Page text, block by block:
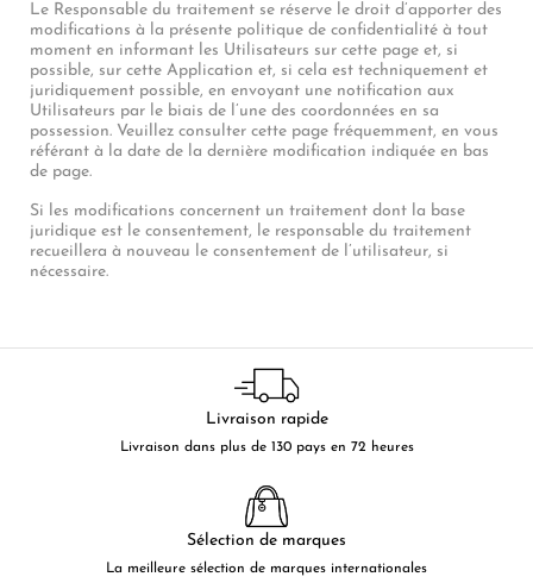
Le Responsable du traitement se réserve le droit d’apporter des
modifications à la présente politique de confidentialité à tout
moment en informant les Utilisateurs sur cette page et, si
possible, sur cette Application et, si cela est techniquement et
juridiquement possible, en envoyant une notification aux
Utilisateurs par le biais de l’une des coordonnées en sa
possession. Veuillez consulter cette page fréquemment, en vous
référant à la date de la dernière modification indiquée en bas
de page.
Si les modifications concernent un traitement dont la base
juridique est le consentement, le responsable du traitement
recueillera à nouveau le consentement de l’utilisateur, si
nécessaire.
Livraison rapide
Livraison dans plus de 130 pays en 72 heures
Sélection de marques
La meilleure sélection de marques internationales